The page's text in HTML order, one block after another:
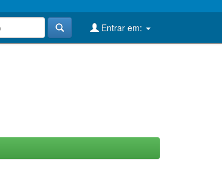
Entrar em: